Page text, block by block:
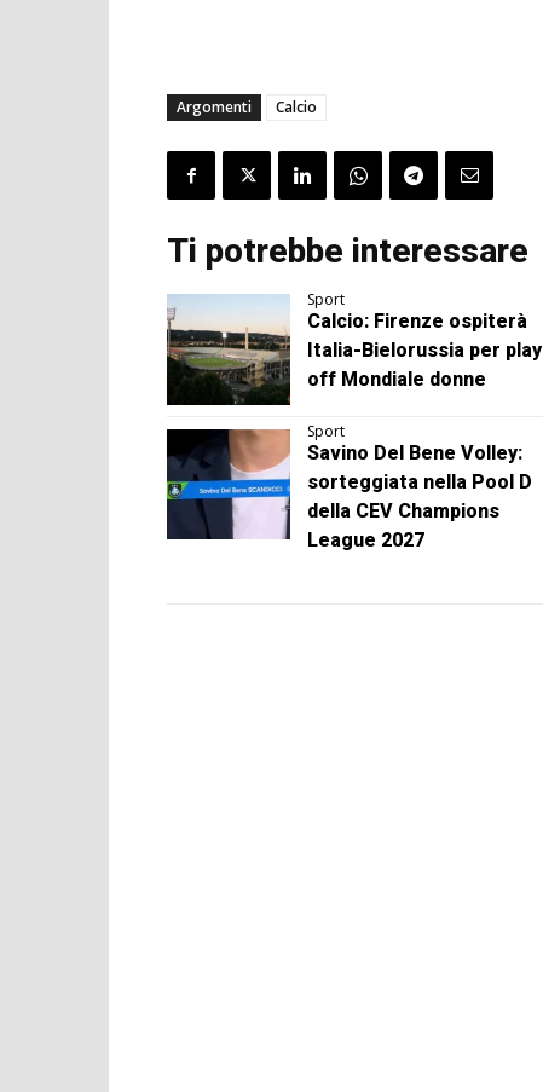
Argomenti Calcio
Ti potrebbe interessare
Sport
Calcio: Firenze ospiterà
Italia-Bielorussia per play
off Mondiale donne
Sport
Savino Del Bene Volley:
sorteggiata nella Pool D
della CEV Champions
League 2027